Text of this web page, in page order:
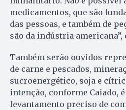
medicamentos, que são
das pessoas, e também de
são da indústria americana”,
Também serão ouvidos
de carne e pescados,
sucroenergético, soja e
intenção, conforme Caiado,
levantamento preciso de